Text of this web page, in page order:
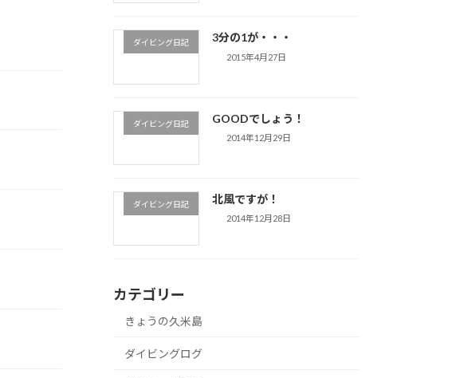
ダイビング日記 3分の1が・・・
2015年4月27日
ダイビング日記 GOODでしょう！
2014年12月29日
ダイビング日記 北風ですが！
2014年12月28日
カテゴリー
きょうの久米島
ダイビングログ